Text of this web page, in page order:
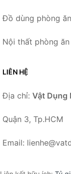
Đồ dùng phòng ăn
Nội thất phòng ăn
LIÊN HỆ
Địa chỉ: Vật Dụng
Quận 3, Tp.HCM
Email: